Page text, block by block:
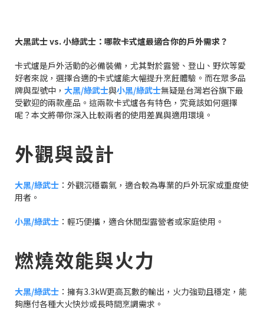
大黑武士 vs. 小綠武士：哪款卡式爐最適合你的戶外需求？
卡式爐是戶外活動的必備裝備，尤其對於露營、登山、野炊等愛
好者來說，選擇合適的卡式爐能大幅提升烹飪體驗。而在眾多品
牌與型號中， 大黑/綠武士與小黑/綠武士無疑是台灣岩谷旗下最
受歡迎的兩款產品。這兩款卡式爐各有特色，究竟該如何選擇
呢？本文將帶你深入比較兩者的使用差異與適用環境。
外觀與設計
大黑/綠武士 ：外觀沉穩霸氣，適合較為專業的戶外玩家或重度使
用者。
小黑/綠武士 ：輕巧便攜，適合休閒型露營者或家庭使用。
燃燒效能與火力
大黑/綠武士 ：擁有3.3kW更高瓦數的輸出，火力強勁且穩定，能
夠應付各種大火快炒或長時間烹調需求。